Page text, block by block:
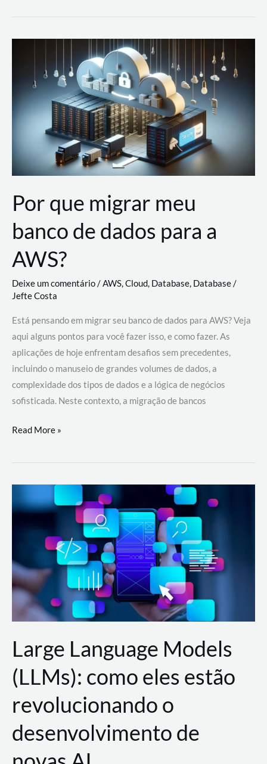
Soluções
AWS
Por que migrar meu
banco de dados para a
AWS?
Deixe um comentário/AWS,Cloud, Database, Database/
Jefte Costa
Está pensando em migrar seu banco de dados para AWS? Veja
aqui alguns pontos para você fazer isso, e como fazer. As
aplicações de hoje enfrentam desafios sem precedentes,
incluindo o manuseio de grandes volumes de dados, a
complexidade dos tipos de dados e a lógica de negócios
sofisticada. Neste contexto, a migração de bancos
Por
migrar
de
a
AWS?
Read More »
Large Language Models
(LLMs): como eles estão
revolucionando o
desenvolvimento de